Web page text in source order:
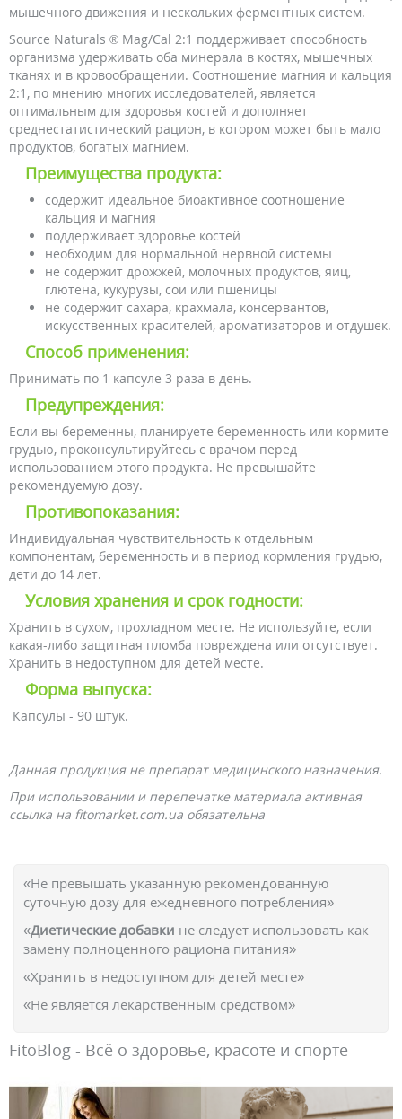
мышечного движения и нескольких ферментных систем.
Source Naturals ® Mag/Cal 2:1 поддерживает способность
организма удерживать оба минерала в костях, мышечных
тканях и в кровообращении. Соотношение магния и кальция
2:1, по мнению многих исследователей, является
оптимальным для здоровья костей и дополняет
среднестатистический рацион, в котором может быть мало
продуктов, богатых магнием.
Преимущества продукта:
содержит идеальное биоактивное соотношение
кальция и магния
поддерживает здоровье костей
необходим для нормальной нервной системы
не содержит дрожжей, молочных продуктов, яиц,
глютена, кукурузы, сои или пшеницы
не содержит сахара, крахмала, консервантов,
искусственных красителей, ароматизаторов и отдушек.
Способ применения:
Принимать по 1 капсуле 3 раза в день.
Предупреждения:
Если вы беременны, планируете беременность или кормите
грудью, проконсультируйтесь с врачом перед
использованием этого продукта. Не превышайте
рекомендуемую дозу.
Противопоказания:
Индивидуальная чувствительность к отдельным
компонентам, беременность и в период кормления грудью,
дети до 14 лет.
Условия хранения и срок годности:
Хранить в сухом, прохладном месте. Не используйте, если
какая-либо защитная пломба повреждена или отсутствует.
Хранить в недоступном для детей месте.
Форма выпуска:
Капсулы - 90 штук.
Данная продукция не препарат медицинского назначения.
При использовании и перепечатке материала активная
ссылка на fitomarket.com.ua обязательна
«Не превышать указанную рекомендованную
суточную дозу для ежедневного потребления»
«Диетические добавки не следует использовать как
замену полноценного рациона питания»
«Хранить в недоступном для детей месте»
«Не является лекарственным средством»
FitoBlog - Всё о здоровье, красоте и спорте